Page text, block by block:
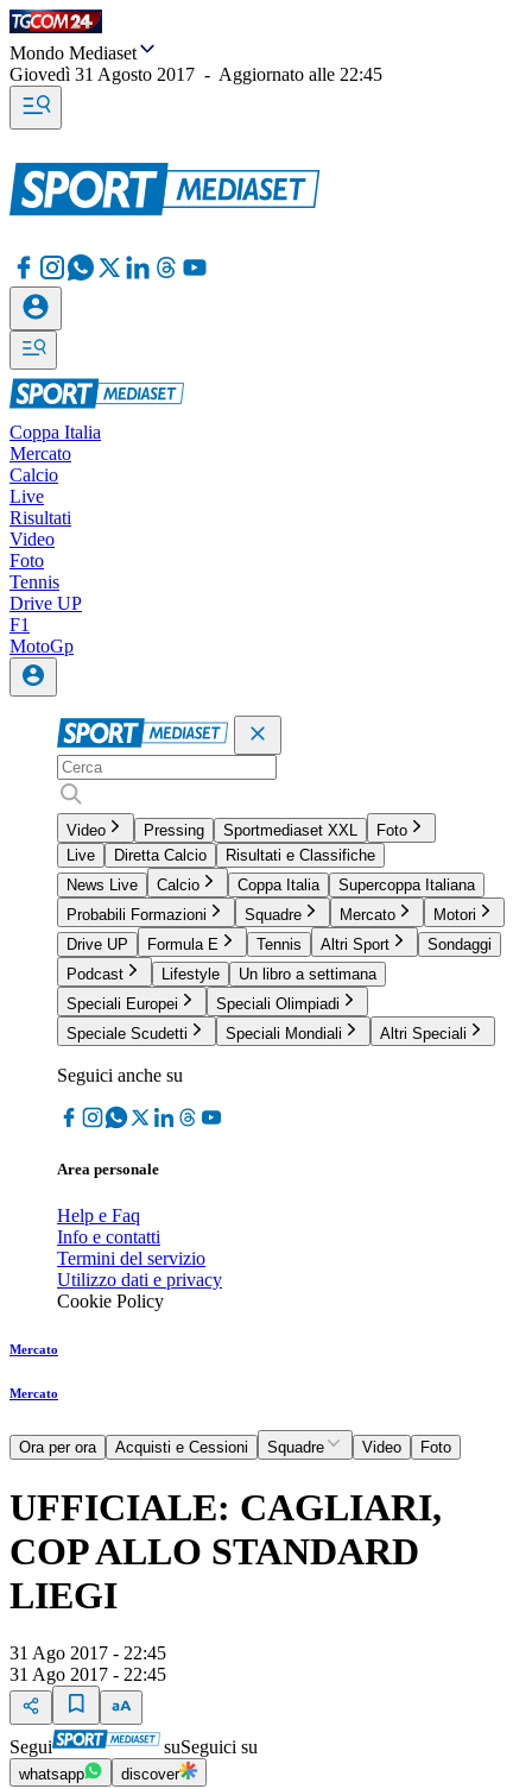
Mondo Mediaset
Giovedì 31 Agosto 2017 - Aggiornato alle 22:45
Coppa Italia
Mercato
Calcio
Live
Risultati
Video
Foto
Tennis
Drive UP
F1
MotoGp
Video Pressing Sportmediaset XXL
Foto
Live
Diretta Calcio
Risultati e Classifiche
News Live
Calcio Coppa Italia
Supercoppa Italiana
Probabili Formazioni
Squadre Mercato
Motori
Drive UP
Formula E Tennis Altri Sport
Sondaggi
Podcast
Lifestyle
Un libro a settimana
Speciali Europei
Speciali Olimpiadi
Speciale Scudetti
Speciali Mondiali Altri Speciali
Seguici anche su
Area personale
Help e Faq
Info e contatti
Termini del servizio
Utilizzo dati e privacy
Cookie Policy
Mercato
Mercato
Ora per ora Acquisti e Cessioni Squadre Video Foto
UFFICIALE: CAGLIARI,
COP ALLO STANDARD
LIEGI
31 Ago 2017 - 22:45
31 Ago 2017 - 22:45
Segui suSeguici su
whatsapp discover